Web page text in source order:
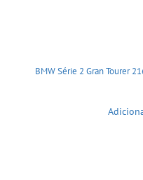
BMW Série 2 Gran Tourer